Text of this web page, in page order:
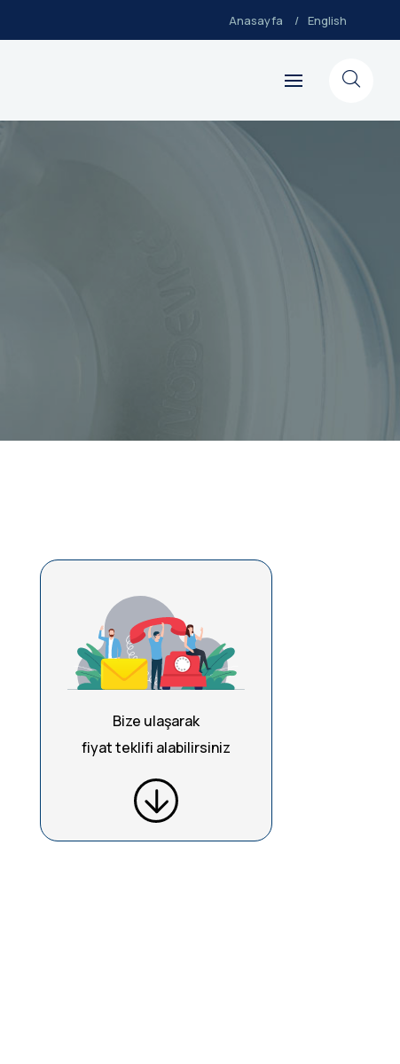
Anasayfa English
Bize ulaşarak
fiyat teklifi alabilirsiniz